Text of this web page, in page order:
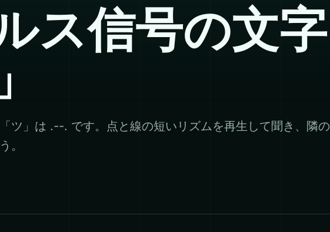
ス信号の文字
ツ」は .--. です。点と線の短いリズムを再生して聞き、隣の
。